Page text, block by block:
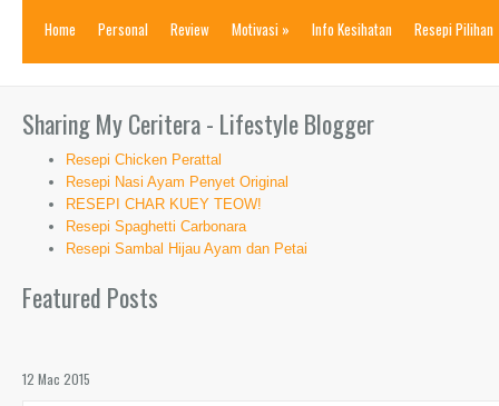
Home Personal Review Motivasi » Info Kesihatan Resepi Pilihan
Sharing My Ceritera - Lifestyle Blogger
Resepi Chicken Perattal
Resepi Nasi Ayam Penyet Original
RESEPI CHAR KUEY TEOW!
Resepi Spaghetti Carbonara
Resepi Sambal Hijau Ayam dan Petai
Featured Posts
12 Mac 2015